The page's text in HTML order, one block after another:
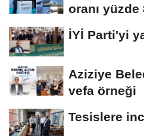
oranı yüzde
Erzurum da...
İYİ Parti'yi
Aziziye
vefa örneği
Tesislere